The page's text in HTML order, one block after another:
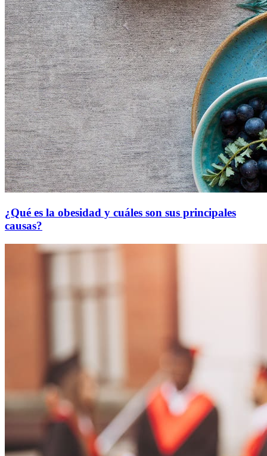
¿Qué es la obesidad y cuáles son sus principales
causas?